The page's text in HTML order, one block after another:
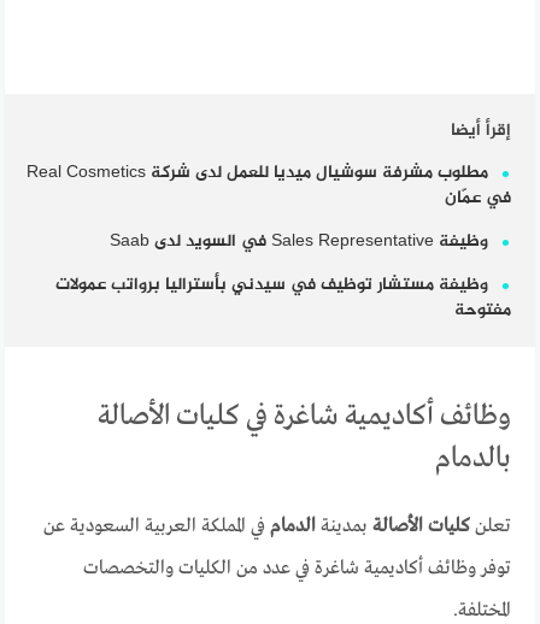
إقرأ أيضا
مطلوب مشرفة سوشيال ميديا للعمل لدى شركة Real Cosmetics
في عمّان
وظيفة Sales Representative في السويد لدى Saab
وظيفة مستشار توظيف في سيدني بأستراليا برواتب عمولات
مفتوحة
وظائف أكاديمية شاغرة في كليات الأصالة
بالدمام
تعلنكليات الأصالة بمدينةالدمام في المملكة العربية السعودية عن
توفر وظائف أكاديمية شاغرة في عدد من الكليات والتخصصات
المختلفة.